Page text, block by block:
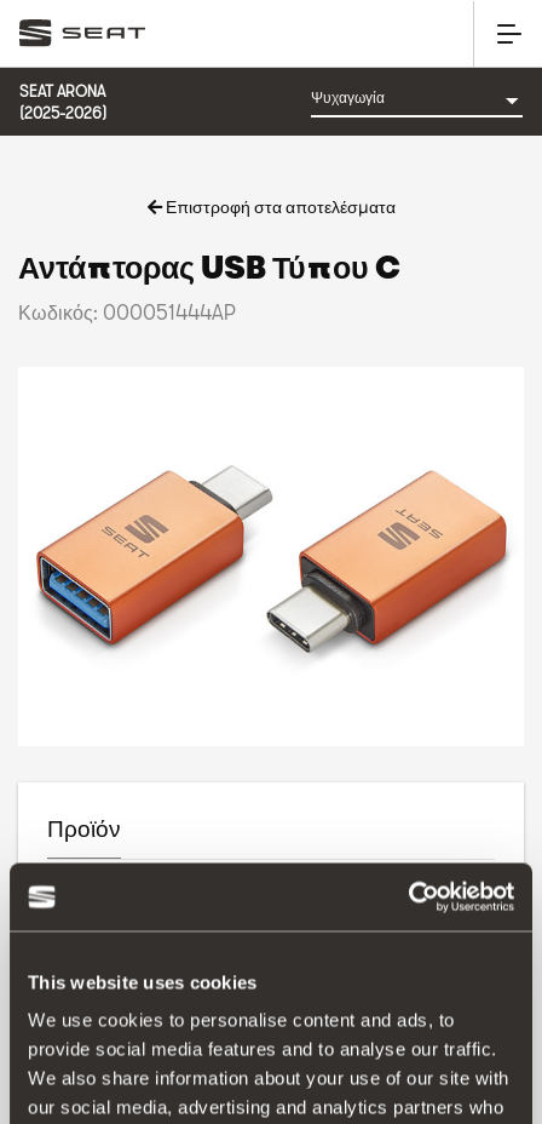
This website uses cookies
We use cookies to personalise content and ads, to
provide social media features and to analyse our traffic.
We also share information about your use of our site with
our social media, advertising and analytics partners who
SEAT ARONA
(2025-2026)
Επιστροφή στα αποτελέσματα
Αντάπτορας USB Τύπου C
Κωδικός: 000051444AP
Προϊόν
Γνωρίζουμε πόσο γρήγορα αλλάζει η τεχνολογία, για αυτό
το SEAT σου έχει είσοδο USB τύπου 3.1C, αλλά αν ο
φορτιστής του κινητού σου έχει έξοδο USB τύπου 2.0B, δεν
αντάπτορα μπορείς να συνεχίσεις να φορτίζεις το κινητό
στο SEAT σου.